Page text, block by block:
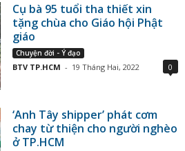
Cụ bà 95 tuổi tha thiết xin
tặng chùa cho Giáo hội Phật
giáo
Chuyện đời - Ý đạo
BTV TP.HCM - 19 Tháng Hai, 2022 0
‘Anh Tây shipper’ phát cơm
chay từ thiện cho người nghèo
ở TP.HCM